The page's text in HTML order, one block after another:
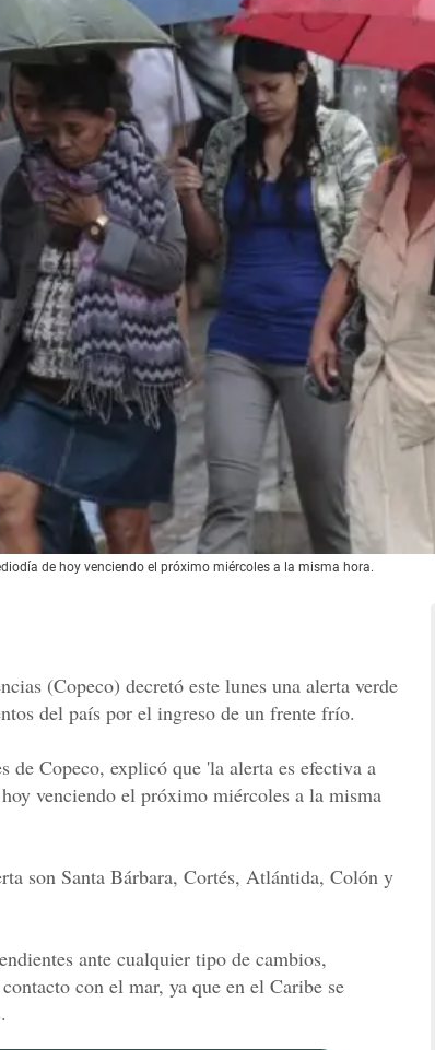
de hoy venciendo el próximo miércoles a la misma hora.
(Copeco) decretó este lunes una alerta verde
del país por el ingreso de un frente frío.
de Copeco, explicó que 'la alerta es efectiva a
venciendo el próximo miércoles a la misma
son Santa Bárbara, Cortés, Atlántida, Colón y
ante cualquier tipo de cambios,
con el mar, ya que en el Caribe se